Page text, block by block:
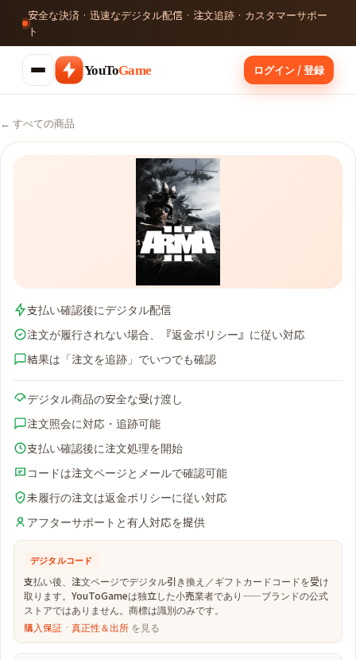
安全な決済 · 迅速なデジタル配信 · 注文追跡 · カスタマーサポー
ト
YouToGame ログイン / 登録
← すべての商品
支払い確認後にデジタル配信
注文が履行されない場合、『返金ポリシー』に従い対応
結果は「注文を追跡」でいつでも確認
デジタル商品の安全な受け渡し
注文照会に対応・追跡可能
支払い確認後に注文処理を開始
コードは注文ページとメールで確認可能
未履行の注文は返金ポリシーに従い対応
アフターサポートと有人対応を提供
デジタルコード
支払い後、注文ページでデジタル引き換え／ギフトカードコードを受け
取ります。YouToGameは独立した小売業者であり——ブランドの公式
ストアではありません。商標は識別のみです。
購入保証 · 真正性＆出所 を見る